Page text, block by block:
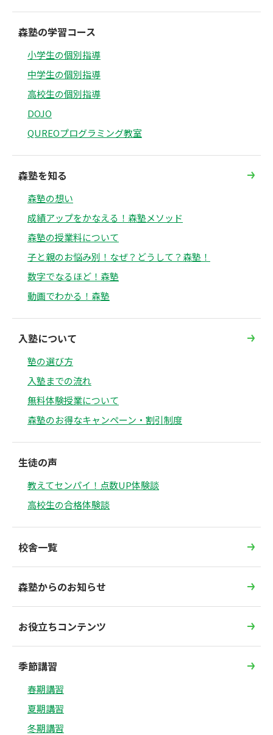
森塾の学習コース
小学生の個別指導
中学生の個別指導
高校生の個別指導
DOJO
QUREOプログラミング教室
森塾を知る
森塾の想い
成績アップをかなえる！森塾メソッド
森塾の授業料について
子と親のお悩み別！なぜ？どうして？森塾！
数字でなるほど！森塾
動画でわかる！森塾
入塾について
塾の選び方
入塾までの流れ
無料体験授業について
森塾のお得なキャンペーン・割引制度
生徒の声
教えてセンパイ！点数UP体験談
高校生の合格体験談
校舎一覧
森塾からのお知らせ
お役立ちコンテンツ
季節講習
春期講習
夏期講習
冬期講習